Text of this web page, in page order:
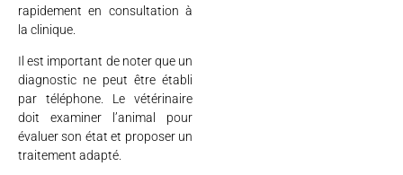
rapidement en consultation à
la clinique.
Il est important de noter que un
diagnostic ne peut être établi
par téléphone. Le vétérinaire
doit examiner l’animal pour
évaluer son état et proposer un
traitement adapté.